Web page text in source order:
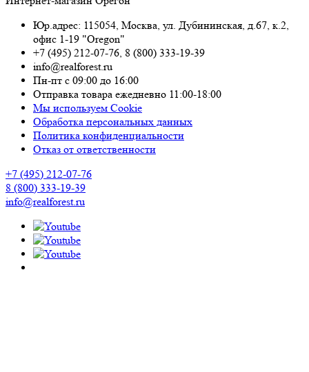
Юр.адрес: 115054, Москва, ул. Дубининская, д.67, к.2,
офис 1-19 "Oregon"
+7 (495) 212-07-76, 8 (800) 333-19-39
info@realforest.ru
Пн-пт с 09:00 до 16:00
Отправка товара ежедневно 11:00-18:00
Мы используем Cookie
Обработка персональных данных
Политика конфиденциальности
Отказ от ответственности
+7 (495) 212-07-76
8 (800) 333-19-39
info@realforest.ru